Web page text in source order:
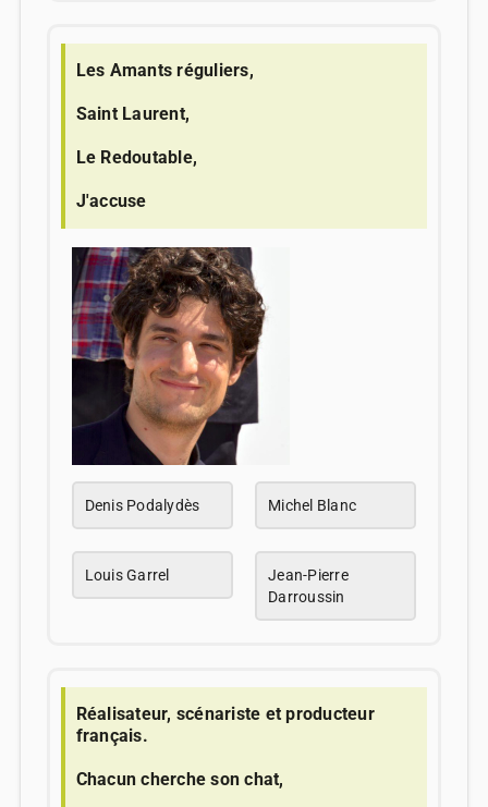
Les Amants réguliers,
Saint Laurent,
Le Redoutable,
J'accuse
Denis Podalydès Michel Blanc
Louis Garrel
Jean-Pierre
Darroussin
Réalisateur, scénariste et producteur
français.
Chacun cherche son chat,